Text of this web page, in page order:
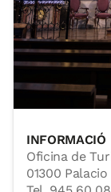
INFORMACIÓ
Oficina de
01300